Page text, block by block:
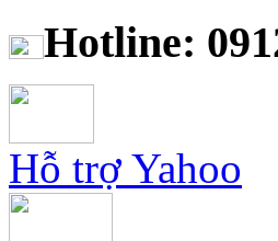
Hotline:
Hỗ trợ Yahoo